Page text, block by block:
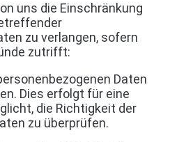
uns die Einschränkung
zu verlangen, sofern
zutrifft:
Daten
Dies erfolgt für eine
die Richtigkeit der
zu überprüfen.